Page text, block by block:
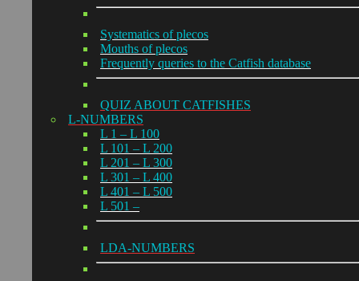
Systematics of plecos
Mouths of plecos
Frequently queries to the Catfish database
QUIZ ABOUT CATFISHES
L-NUMBERS
L 1 – L 100
L 101 – L 200
L 201 – L 300
L 301 – L 400
L 401 – L 500
L 501 –
LDA-NUMBERS